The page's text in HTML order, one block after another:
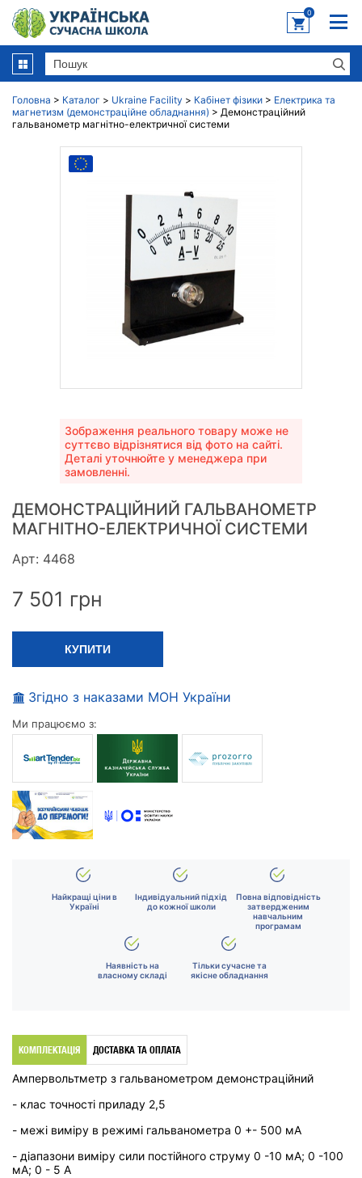
0
Головна > Каталог > Ukraine Facility > Кабінет фізики > Електрика та
магнетизм (демонстраційне обладнання) > Демонстраційний
гальванометр магнітно-електричної системи
Зображення реального товару може не
суттєво відрізнятися від фото на сайті.
Деталі уточнюйте у менеджера при
замовленні.
ДЕМОНСТРАЦІЙНИЙ ГАЛЬВАНОМЕТР
МАГНІТНО-ЕЛЕКТРИЧНОЇ СИСТЕМИ
Арт: 4468
7 501 грн
КУПИТИ
Згідно з наказами МОН України
Ми працюємо з:
Найкращі ціни в
Україні
Індивідуальний підхід
до кожної школи
Повна відповідність
затвердженим
навчальним
програмам
Наявність на
власному складі
Тільки сучасне та
якісне обладнання
КОМПЛЕКТАЦІЯ ДОСТАВКА ТА ОПЛАТА
Ампервольтметр з гальванометром демонстраційний
- клас точності приладу 2,5
- межі виміру в режимі гальванометра 0 +- 500 мА
- діапазони виміру сили постійного струму 0 -10 мА; 0 -100
мА; 0 - 5 A